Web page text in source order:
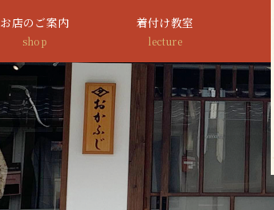
お店のご案内
shop
着付け教室
lecture